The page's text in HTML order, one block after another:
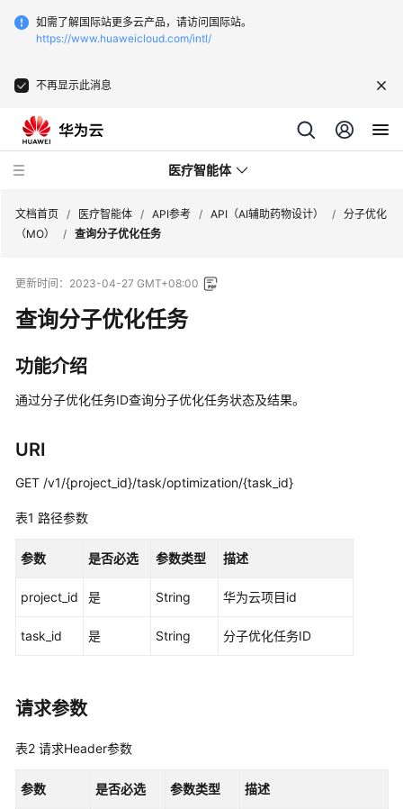
如需了解国际站更多云产品，请访问国际站。
https://www.huaweicloud.com/intl/
不再显示此消息
医疗智能体
新
动
态
服
务
公
品
介
速
门
指
佳
文档首页 / 医疗智能体 / API参考 / API（AI辅助药物设计） / 分子优化
（MO）
/ 查询分子优化任务
更新时间： 2023-04-27 GMT+08:00
查询分子优化任务
功能介绍
通过分子优化任务ID查询分子优化任务状态及结果。
URI
GET /v1/{project_id}/task/optimization/{task_id}
表1 路径参数
参数 是否必选 参数类型 描述
project_id 是 String 华为云项目id
task_id 是 String 分子优化任务ID
请求参数
表2 请求Header参数
参数 是否必选 参数类型 描述